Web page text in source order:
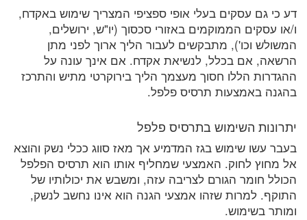
דע כי גם עסקים בעלי אופי ספציפי המצריך שימוש באקדח,
ו/או עסקים הממוקמים באזורי סכסוך (יו"ש, ירושלים,
המשולש וכו'), מתבקשים לעבור הליך ארוך לפני מתן
הרשאה, אם בכלל, לנשיאת אקדח. אם אינך עונה על
ההגדרות הללו חסוך מעצמך הליך בירוקרטי מתיש והתרכז
בהגנה באמצעות תרסיס פלפל.
יתרונות השימוש בתרסיס פלפל
בעבר עשו שימוש בגז המדמיע אך מאז סווג ככלי נשק והוצא
אל מחוץ לחוק. האמצעי שמחליף אותו הוא תרסיס הפלפל
הכולל חומר הגורם לצריבה עזה, ומשבש את יכולותיו של
התוקף. למרות שזהו אמצעי הגנה הוא אינו נחשב לנשק,
ומותר בשימוש.